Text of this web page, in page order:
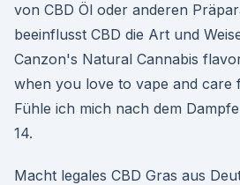
von CBD Öl oder anderen
beeinflusst CBD die Art und
Canzon's Natural Cannabis
when you love to vape and care
Fühle ich mich nach dem
14.
Macht legales CBD Gras aus